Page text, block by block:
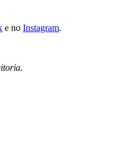
e no Instagram.